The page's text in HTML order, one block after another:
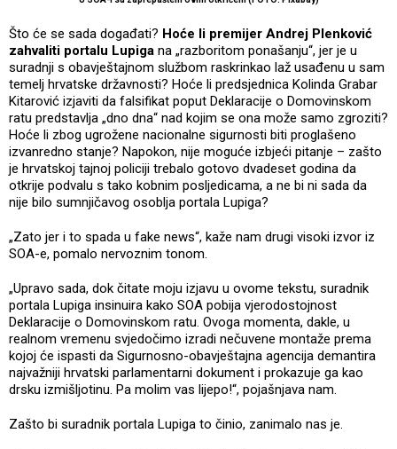
Što će se sada događati? Hoće li premijer Andrej Plenković
zahvaliti portalu Lupiga na „razboritom ponašanju“, jer je u
suradnji s obavještajnom službom raskrinkao laž usađenu u sam
temelj hrvatske državnosti? Hoće li predsjednica Kolinda Grabar
Kitarović izjaviti da falsifikat poput Deklaracije o Domovinskom
ratu predstavlja „dno dna“ nad kojim se ona može samo zgroziti?
Hoće li zbog ugrožene nacionalne sigurnosti biti proglašeno
izvanredno stanje? Napokon, nije moguće izbjeći pitanje – zašto
je hrvatskoj tajnoj policiji trebalo gotovo dvadeset godina da
otkrije podvalu s tako kobnim posljedicama, a ne bi ni sada da
nije bilo sumnjičavog osoblja portala Lupiga?
„Zato jer i to spada u fake news“, kaže nam drugi visoki izvor iz
SOA-e, pomalo nervoznim tonom.
„Upravo sada, dok čitate moju izjavu u ovome tekstu, suradnik
portala Lupiga insinuira kako SOA pobija vjerodostojnost
Deklaracije o Domovinskom ratu. Ovoga momenta, dakle, u
realnom vremenu svjedočimo izradi nečuvene montaže prema
kojoj će ispasti da Sigurnosno-obavještajna agencija demantira
najvažniji hrvatski parlamentarni dokument i prokazuje ga kao
drsku izmišljotinu. Pa molim vas lijepo!“, pojašnjava nam.
Zašto bi suradnik portala Lupiga to činio, zanimalo nas je.